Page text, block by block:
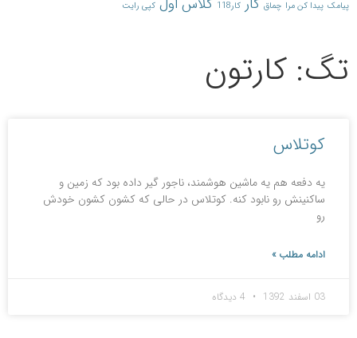
پیامک پیدا کن مرا چماق کار کار118 کلاس اول کپی رایت
تگ: کارتون
کوتلاس
یه دفعه هم یه ماشین هوشمند، ناجور گیر داده بود که زمین و
ساکنینش رو نابود کنه. کوتلاس در حالی که کشون کشون خودش
رو
ادامه مطلب »
03 اسفند 1392